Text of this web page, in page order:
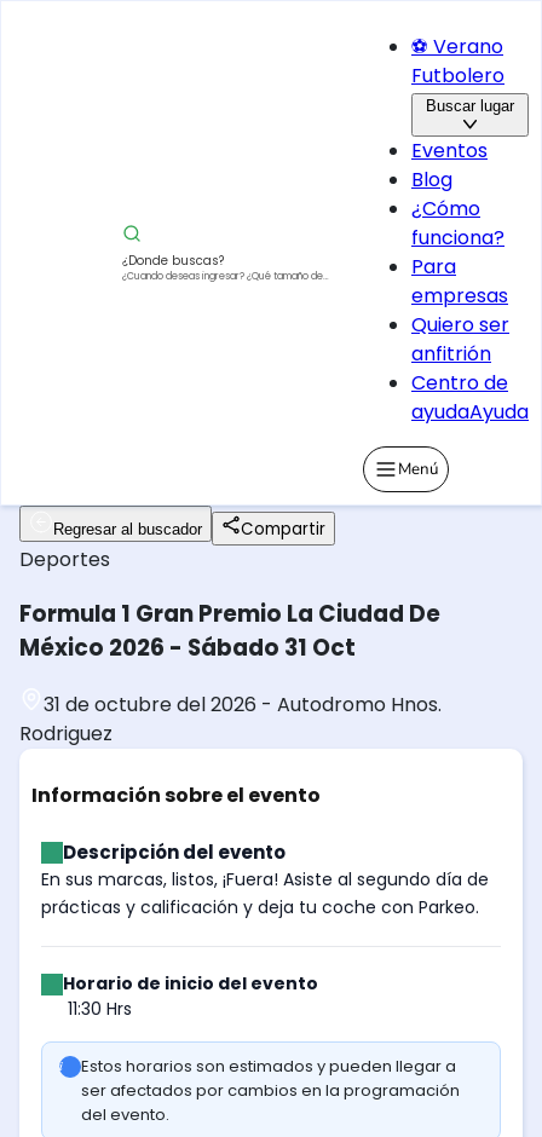
¿Donde buscas?
¿Cuando deseas ingresar?¿Qué tamaño de
⚽ Verano
Futbolero
Buscar lugar
Eventos
Blog
¿Cómo
funciona?
Para
empresas
Quiero ser
anfitrión
Centro de
ayudaAyuda
Menú
Regresar al buscador Compartir
Deportes
Formula 1 Gran Premio La Ciudad De
México 2026 - Sábado 31 Oct
31 de octubre del 2026 - Autodromo Hnos.
Rodriguez
Información sobre el evento
Descripción del evento
En sus marcas, listos, ¡Fuera! Asiste al segundo día de
prácticas y calificación y deja tu coche con Parkeo.
Horario de inicio del evento
11:30 Hrs
Estos horarios son estimados y pueden llegar a
ser afectados por cambios en la programación
del evento.